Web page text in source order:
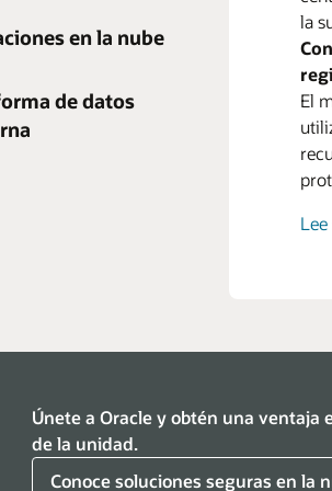
en la nube
de datos
la
El
a
de
Únete a Oracle y obtén una
de la unidad.
Conoce soluciones seguras en la